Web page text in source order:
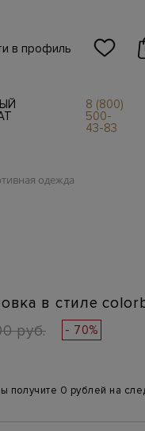
в профиль
8 (800)
500-
43-83
одежда
в стиле
руб. - 70%
получите 0 рублей на